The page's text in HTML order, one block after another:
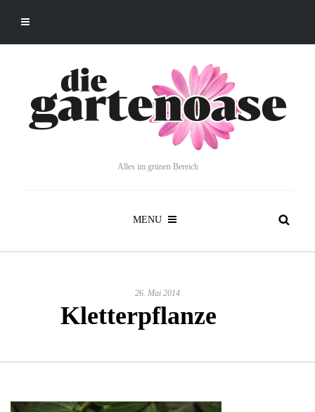
Alles im grünen Bereich
MENU
26. Mai 2014
Kletterpflanze